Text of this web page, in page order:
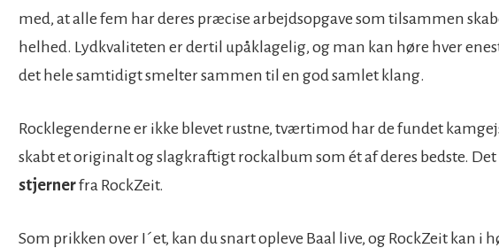
med, at alle fem har deres præcise arbejdsopgave som tilsammen
helhed. Lydkvaliteten er dertil upåklagelig, og man kan høre hver
det hele samtidigt smelter sammen til en god samlet klang.
Rocklegenderne er ikke blevet rustne, tværtimod har de fundet
skabt et originalt og slagkraftigt rockalbum som ét af deres bedste.
stjernerfra RockZeit.
Som prikken over I´et, kan du snart opleve Baal live, og RockZeit kan i